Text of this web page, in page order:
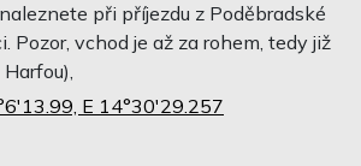
při příjezdu z Poděbradské
Pozor, vchod je až za rohem, tedy již
E 14°30'29.257